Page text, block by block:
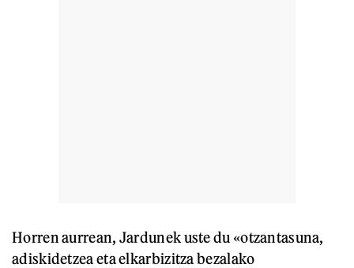
Horren aurrean, Jardunek uste du «otzantasuna,
adiskidetzea eta elkarbizitza bezalako